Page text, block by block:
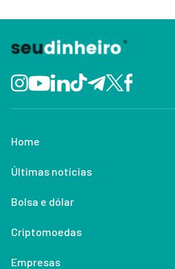
Home
Últimas notícias
Bolsa e dólar
Criptomoedas
Empresas